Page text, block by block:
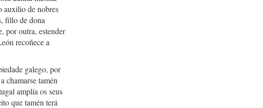
auxilio de nobres
fillo de dona
por outra, estender
recoñece a
galego, por
chamarse tamén
amplía os seus
que tamén terá